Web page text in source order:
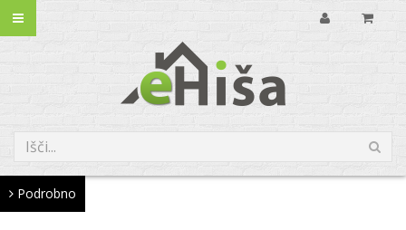
Podrobno